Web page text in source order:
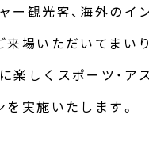
ー観光客、海外のイ
来場いただいてまい
楽しくスポーツ・
実施いたします。